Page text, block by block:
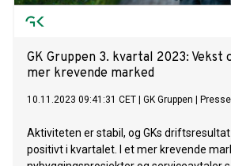
GK Gruppen 3. kvartal 2023:
mer krevende marked
10.11.2023 09:41:31 CET GK Gruppen
Aktiviteten er stabil, og GKs
positivt i kvartalet. I et mer krevende